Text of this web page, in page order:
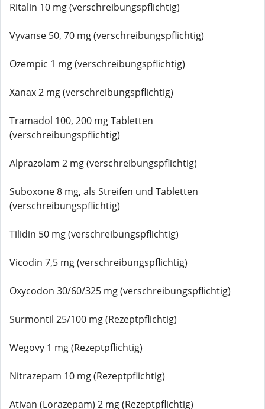
Ritalin 10 mg (verschreibungspflichtig)
Vyvanse 50, 70 mg (verschreibungspflichtig)
Ozempic 1 mg (verschreibungspflichtig)
Xanax 2 mg (verschreibungspflichtig)
Tramadol 100, 200 mg Tabletten
(verschreibungspflichtig)
Alprazolam 2 mg (verschreibungspflichtig)
Suboxone 8 mg, als Streifen und Tabletten
(verschreibungspflichtig)
Tilidin 50 mg (verschreibungspflichtig)
Vicodin 7,5 mg (verschreibungspflichtig)
Oxycodon 30/60/325 mg (verschreibungspflichtig)
Surmontil 25/100 mg (Rezeptpflichtig)
Wegovy 1 mg (Rezeptpflichtig)
Nitrazepam 10 mg (Rezeptpflichtig)
Ativan (Lorazepam) 2 mg (Rezeptpflichtig)